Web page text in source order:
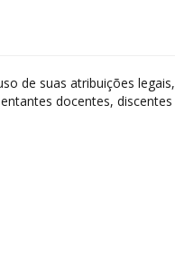
de suas atribuições
docentes,